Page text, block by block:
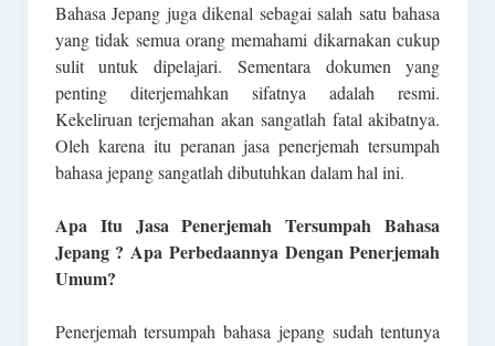
Bahasa Jepang juga dikenal sebagai salah satu bahasa
yang tidak semua orang memahami dikarnakan cukup
sulit untuk dipelajari. Sementara dokumen yang
penting diterjemahkan sifatnya adalah resmi.
Kekeliruan terjemahan akan sangatlah fatal akibatnya.
Oleh karena itu peranan jasa penerjemah tersumpah
bahasa jepang sangatlah dibutuhkan dalam hal ini.
Apa Itu Jasa Penerjemah Tersumpah Bahasa
Jepang ? Apa Perbedaannya Dengan Penerjemah
Umum?
Penerjemah tersumpah bahasa jepang sudah tentunya